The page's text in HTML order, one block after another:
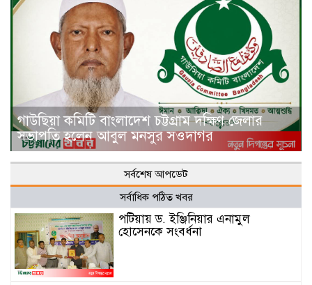
গাউছিয়া কমিটি বাংলাদেশ চট্টগ্রাম দক্ষিণ জেলার
সভাপতি হলেন আবুল মনসুর সওদাগর
সর্বশেষ আপডেট
সর্বাধিক পঠিত খবর
পটিয়ায় ড. ইঞ্জিনিয়ার এনামুল
হোসেনকে সংবর্ধনা